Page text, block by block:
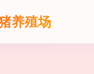
养殖场